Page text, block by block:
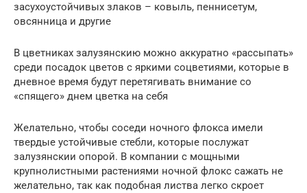
засухоустойчивых злаков – ковыль, пеннисетум,
овсянница и другие
В цветниках залузянскию можно аккуратно «рассыпать»
среди посадок цветов с яркими соцветиями, которые в
дневное время будут перетягивать внимание со
«спящего» днем цветка на себя
Желательно, чтобы соседи ночного флокса имели
твердые устойчивые стебли, которые послужат
залузянскии опорой. В компании с мощными
крупнолистными растениями ночной флокс сажать не
желательно, так как подобная листва легко скроет